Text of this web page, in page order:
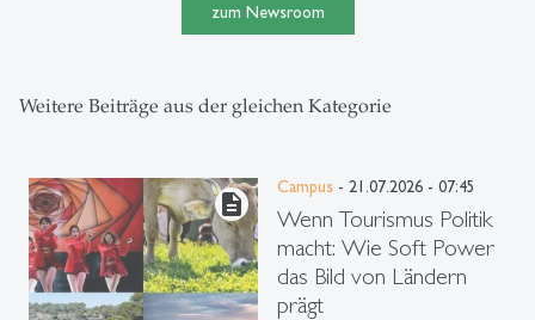
zum Newsroom
Weitere Beiträge aus der gleichen Kategorie
description
Campus - 21.07.2026 - 07:45
Wenn Tourismus Politik
macht: Wie Soft Power
das Bild von Ländern
prägt